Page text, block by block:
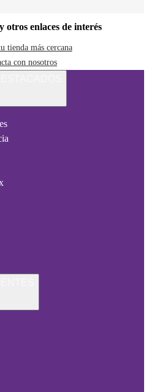
otros enlaces de interés
tienda más cercana
con nosotros